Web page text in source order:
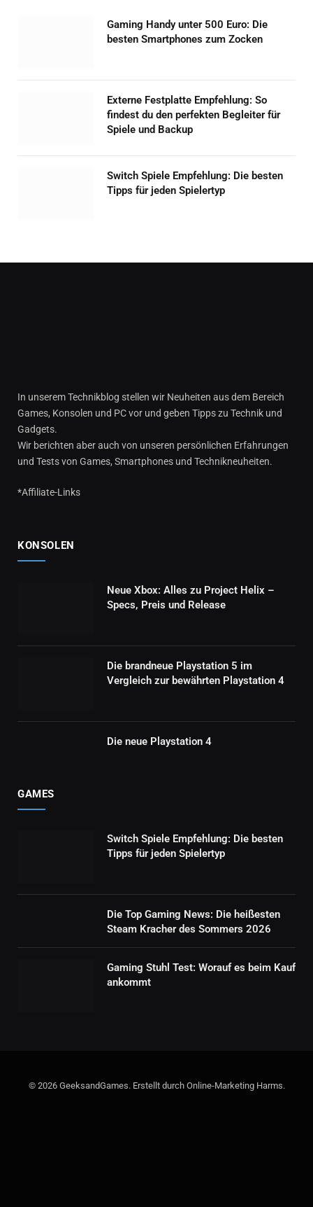
Gaming Handy unter 500 Euro: Die
besten Smartphones zum Zocken
Externe Festplatte Empfehlung: So
findest du den perfekten Begleiter für
Spiele und Backup
Switch Spiele Empfehlung: Die besten
Tipps für jeden Spielertyp
In unserem Technikblog stellen wir Neuheiten aus dem Bereich
Games, Konsolen und PC vor und geben Tipps zu Technik und
Gadgets.
Wir berichten aber auch von unseren persönlichen Erfahrungen
und Tests von Games, Smartphones und Technikneuheiten.
*Affiliate-Links
KONSOLEN
Neue Xbox: Alles zu Project Helix –
Specs, Preis und Release
Die brandneue Playstation 5 im
Vergleich zur bewährten Playstation 4
Die neue Playstation 4
GAMES
Switch Spiele Empfehlung: Die besten
Tipps für jeden Spielertyp
Die Top Gaming News: Die heißesten
Steam Kracher des Sommers 2026
Gaming Stuhl Test: Worauf es beim Kauf
ankommt
© 2026 GeeksandGames. Erstellt durch Online-Marketing Harms.